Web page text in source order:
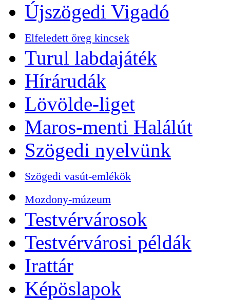
Újszögedi Vigadó
Elfeledett öreg kincsek
Turul labdajáték
Hírárudák
Lövölde-liget
Maros-menti Halálút
Szögedi nyelvünk
Szögedi vasút-emlékök
Mozdony-múzeum
Testvérvárosok
Testvérvárosi példák
Irattár
Képöslapok